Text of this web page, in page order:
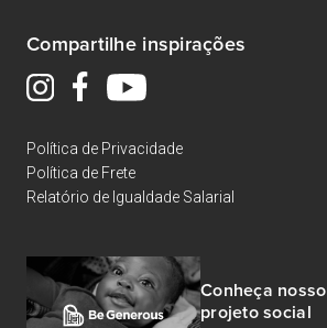
Compartilhe inspirações
Política de Privacidade
Política de Frete
Relatório de Igualdade Salarial
Conheça nosso
projeto social